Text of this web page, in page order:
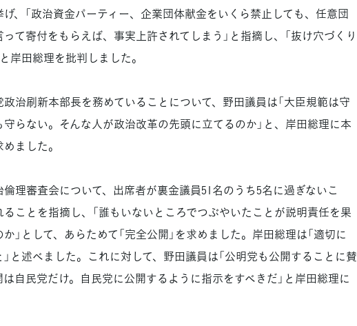
、「政治資金パーティー、企業団体献金をいくら禁止しても、任意団
て寄付をもらえば、事実上許されてしまう」と指摘し、「抜け穴づくり
岸田総理を批判しました。
治刷新本部長を務めていることについて、野田議員は「大臣規範は守
らない。そんな人が政治改革の先頭に立てるのか」と、岸田総理に本
ました。
理審査会について、出席者が裏金議員51名のうち5名に過ぎないこ
ことを指摘し、「誰もいないところでつぶやいたことが説明責任を果
」として、あらためて「完全公開」を求めました。岸田総理は「適切に
と述べました。これに対して、野田議員は「公明党も公開することに賛
自民党だけ。自民党に公開するように指示をすべきだ」と岸田総理に